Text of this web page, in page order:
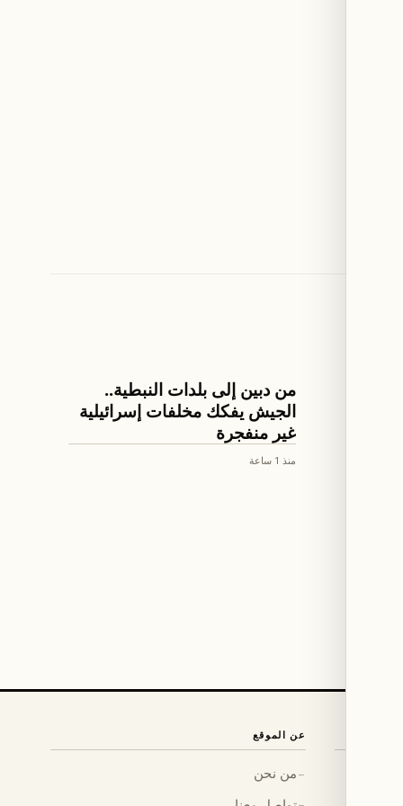
من دبين إلى بلدات النبطية..
الجيش يفكك مخلفات إسرائيلية
غير منفجرة
منذ 1 ساعة
عن الموقع
← من نحن